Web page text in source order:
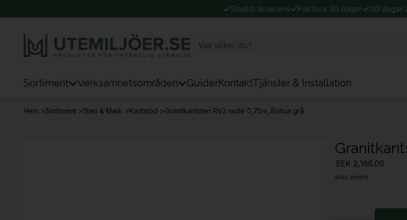
Snabb leverans Faktura 30 dagar 30 dagar
Sortiment Verksamhetsområden GuiderKontaktTjänster & Installation
Hem >Sortiment >Sten & Mark >Kantstöd >Granitkantsten RV2 radie 0,75m, Bohus grå
SEK 2,166.00
exkl. moms